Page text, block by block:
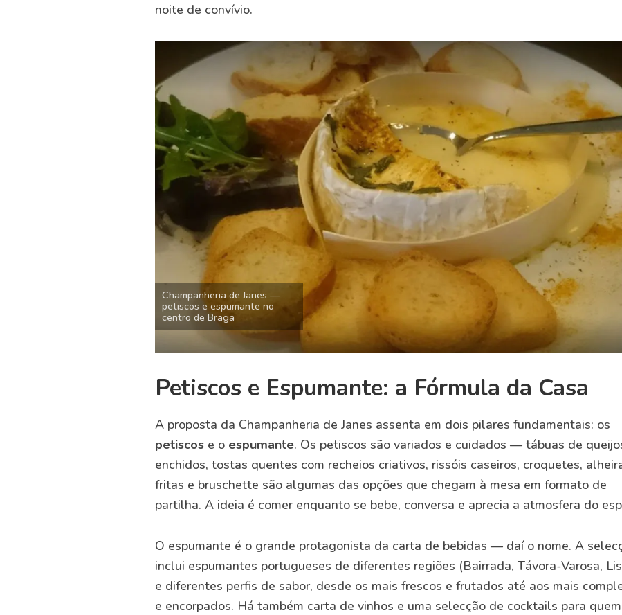
noite de convívio.
Champanheria de Janes —
petiscos e espumante no
centro de Braga
Petiscos e Espumante: a Fórmula da Casa
A proposta da Champanheria de Janes assenta em dois pilares fundamentais: os
petiscos e o espumante. Os petiscos são variados e cuidados — tábuas de
enchidos, tostas quentes com recheios criativos, rissóis caseiros, croquetes,
fritas e bruschette são algumas das opções que chegam à mesa em formato de
partilha. A ideia é comer enquanto se bebe, conversa e aprecia a atmosfera do
O espumante é o grande protagonista da carta de bebidas — daí o nome. A
inclui espumantes portugueses de diferentes regiões (Bairrada, Távora-Varosa,
e diferentes perfis de sabor, desde os mais frescos e frutados até aos mais
e encorpados. Há também carta de vinhos e uma selecção de cocktails para quem